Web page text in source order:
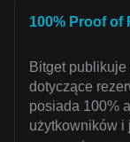
100% Proof of
Bitget
dotyczące
posiada 100%
użytkowników i